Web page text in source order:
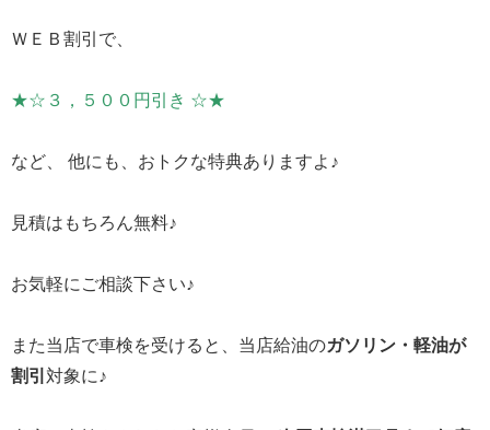
ＷＥＢ割引で、
★☆３，５００円引き ☆★
など、 他にも、おトクな特典ありますよ♪
見積はもちろん無料♪
お気軽にご相談下さい♪
また当店で車検を受けると、当店給油のガソリン・軽油が
割引 対象に♪